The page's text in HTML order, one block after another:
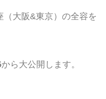
大阪&東京）の全容を
から大公開します。